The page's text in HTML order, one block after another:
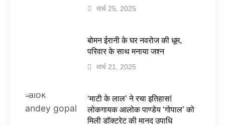
मार्च 25, 2025
बोमन ईरानी के घर नवरोज की धूम,
परिवार के साथ मनाया जश्न
मार्च 21, 2025
‘माटी के लाल’ ने रचा इतिहास!
लोकगायक आलोक पाण्डेय ‘गोपाल’ को
मिली डॉक्टरेट की मानद उपाधि